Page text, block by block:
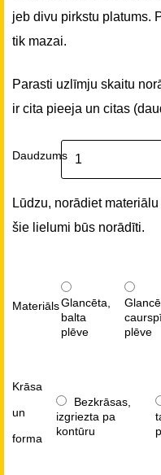
jeb divu pirkstu platums.
tik mazai.
Parasti uzlīmju skaitu
ir cita pieeja un citas
Daudzums
Lūdzu, norādiet
šie lielumi būs norādīti.
MateriālsGlancēta,
balta
plēve
plēve
Krāsa
un
forma
Bezkrāsas,
izgriezta pa
kontūru